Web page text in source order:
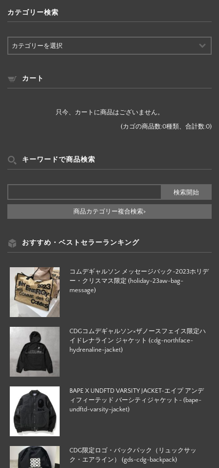
カテゴリー検索
テ
ー
検
カート
只今、カートに商品はございません。
(カゴの商品数:0種類、合計数:0)
キーワードで商品検索
商品カテゴリー複合検索>
おすすめ・ベストセラーランキング
コムデギャルソン メッセージバック-2023ホリデ
ー・クリスマス限定 (holiday-23aw-bag-
message)
CDGコムデギャルソン×ザノースフェイス限定ハ
イドレナライン ジャケット (cdg-northface-
hydrenaline-jacket)
BAPE X UNDFTD VARSITY JACKET-エイプ アンデ
ィフィーテッド バーシティジャケット- (bape-
undftd-varsity-jacket)
CDG限定ロゴ・バックパック（リュックサッ
ク・エアライン） (gds-cdg-backpack)